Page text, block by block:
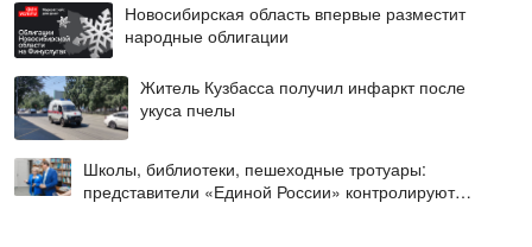
Новосибирская область впервые разместит
народные облигации
Житель Кузбасса получил инфаркт после
укуса пчелы
Школы, библиотеки, пешеходные тротуары:
представители «Единой России» контролируют